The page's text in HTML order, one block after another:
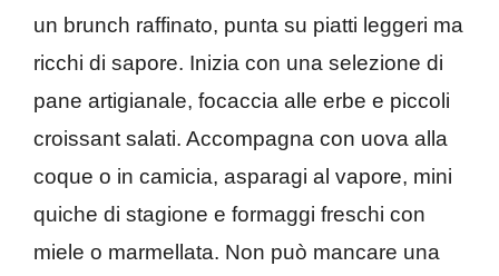
un brunch raffinato, punta su piatti leggeri ma
ricchi di sapore. Inizia con una selezione di
pane artigianale, focaccia alle erbe e piccoli
croissant salati. Accompagna con uova alla
coque o in camicia, asparagi al vapore, mini
quiche di stagione e formaggi freschi con
miele o marmellata. Non può mancare una